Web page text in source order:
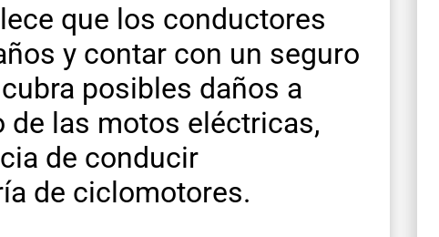
que los conductores
y contar con un seguro
posibles daños a
de las motos eléctricas,
de conducir
de ciclomotores.